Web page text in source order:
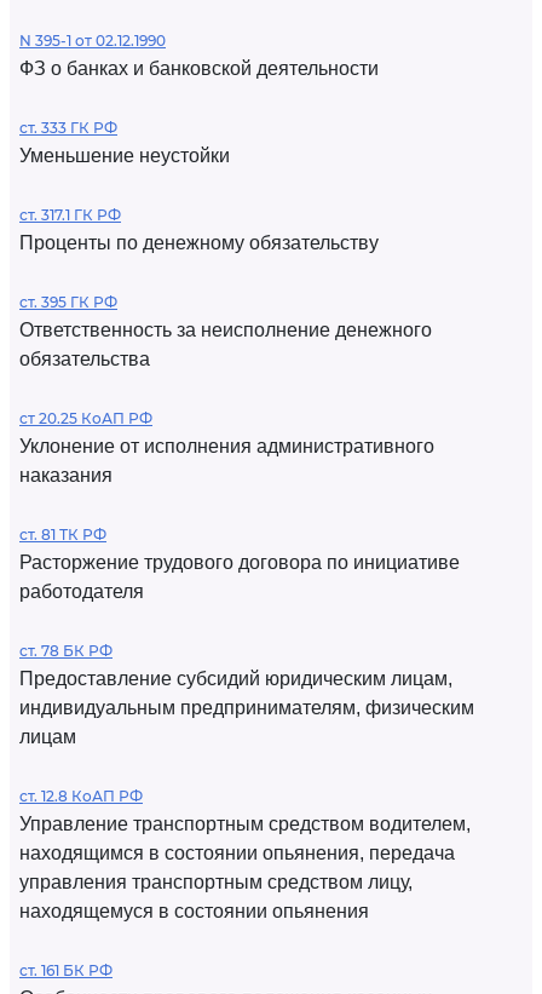
N 395-1 от 02.12.1990
ФЗ о банках и банковской деятельности
ст. 333 ГК РФ
Уменьшение неустойки
ст. 317.1 ГК РФ
Проценты по денежному обязательству
ст. 395 ГК РФ
Ответственность за неисполнение денежного
обязательства
ст 20.25 КоАП РФ
Уклонение от исполнения административного
наказания
ст. 81 ТК РФ
Расторжение трудового договора по инициативе
работодателя
ст. 78 БК РФ
Предоставление субсидий юридическим лицам,
индивидуальным предпринимателям, физическим
лицам
ст. 12.8 КоАП РФ
Управление транспортным средством водителем,
находящимся в состоянии опьянения, передача
управления транспортным средством лицу,
находящемуся в состоянии опьянения
ст. 161 БК РФ